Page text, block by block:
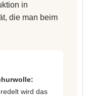
in
die man beim
wird das